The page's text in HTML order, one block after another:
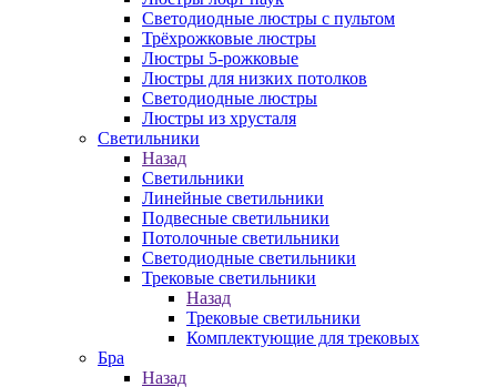
Светодиодные люстры с пультом
Трёхрожковые люстры
Люстры 5-рожковые
Люстры для низких потолков
Cветодиодные люстры
Люстры из хрусталя
Светильники
Назад
Светильники
Линейные светильники
Подвесные светильники
Потолочные светильники
Светодиодные светильники
Трековые светильники
Назад
Трековые светильники
Комплектующие для трековых
Бра
Назад